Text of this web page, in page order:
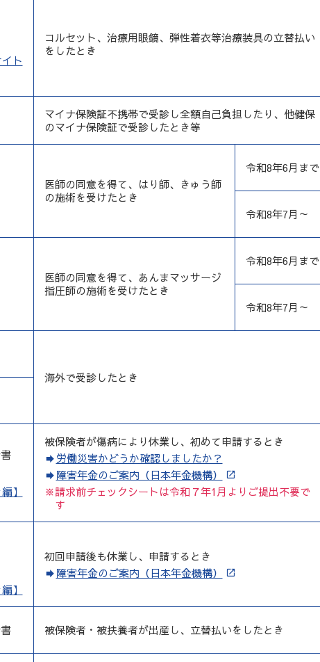
ト
コルセット、治療用眼鏡、弾性着衣等治療装具の立替払い
をしたとき
マイナ保険証不携帯で受診し全額自己負担したり、他健保
のマイナ保険証で受診したとき等
医師の同意を得て、はり師、きゅう師
の施術を受けたとき
令和8年6月まで
令和8年7月～
医師の同意を得て、あんまマッサージ
指圧師の施術を受けたとき
令和8年6月まで
令和8年7月～
海外で受診したとき
】
被保険者が傷病により休業し、初めて申請するとき
労働災害かどうか確認しましたか？
障害年金のご案内（日本年金機構）
※請求前チェックシートは令和７年1月よりご提出不要で
す
】
初回申請後も休業し、申請するとき
障害年金のご案内（日本年金機構）
被保険者・被扶養者が出産し、立替払いをしたとき